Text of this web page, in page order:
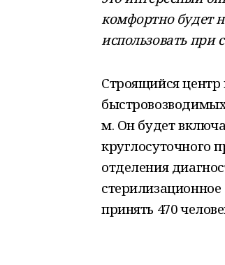
комфортно будет
использовать при
Строящийся
м. Он будет
круглосуточного
отделения
стерилизационное
принять 470